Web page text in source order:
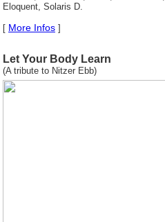
Eloquent, Solaris D.
[ More Infos ]
Let Your Body Learn
(A tribute to Nitzer Ebb)